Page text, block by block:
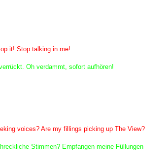
it! Stop talking in me!
Oh verdammt, sofort aufhören!
voices? Are my fillings picking up The View?
Stimmen? Empfangen meine Füllungen